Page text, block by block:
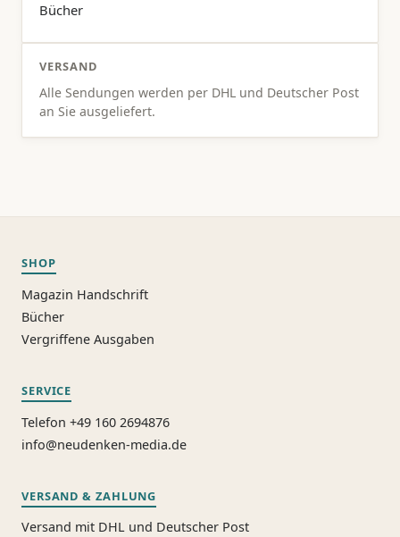
Bücher
VERSAND
Alle Sendungen werden per DHL und Deutscher Post
an Sie ausgeliefert.
SHOP
Magazin Handschrift
Bücher
Vergriffene Ausgaben
SERVICE
Telefon +49 160 2694876
info@neudenken-media.de
VERSAND & ZAHLUNG
Versand mit DHL und Deutscher Post